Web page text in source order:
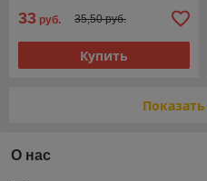
33 руб. 35,50 руб.
Купить
О нас